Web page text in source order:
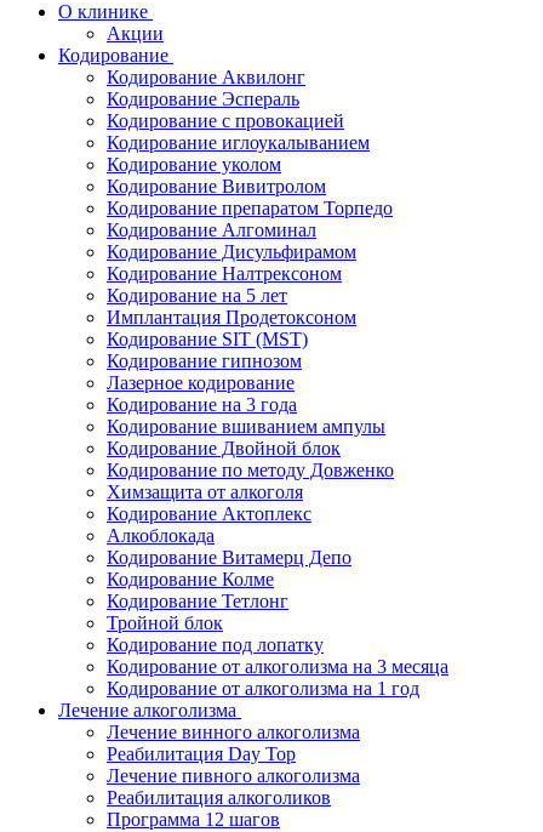
О клинике
Акции
Кодирование
Кодирование Аквилонг
Кодирование Эспераль
Кодирование с провокацией
Кодирование иглоукалыванием
Кодирование уколом
Кодирование Вивитролом
Кодирование препаратом Торпедо
Кодирование Алгоминал
Кодирование Дисульфирамом
Кодирование Налтрексоном
Кодирование на 5 лет
Имплантация Продетоксоном
Кодирование SIT (MST)
Кодирование гипнозом
Лазерное кодирование
Кодирование на 3 года
Кодирование вшиванием ампулы
Кодирование Двойной блок
Кодирование по методу Довженко
Химзащита от алкоголя
Кодирование Актоплекс
Алкоблокада
Кодирование Витамерц Депо
Кодирование Колме
Кодирование Тетлонг
Тройной блок
Кодирование под лопатку
Кодирование от алкоголизма на 3 месяца
Кодирование от алкоголизма на 1 год
Лечение алкоголизма
Лечение винного алкоголизма
Реабилитация Day Top
Лечение пивного алкоголизма
Реабилитация алкоголиков
Программа 12 шагов